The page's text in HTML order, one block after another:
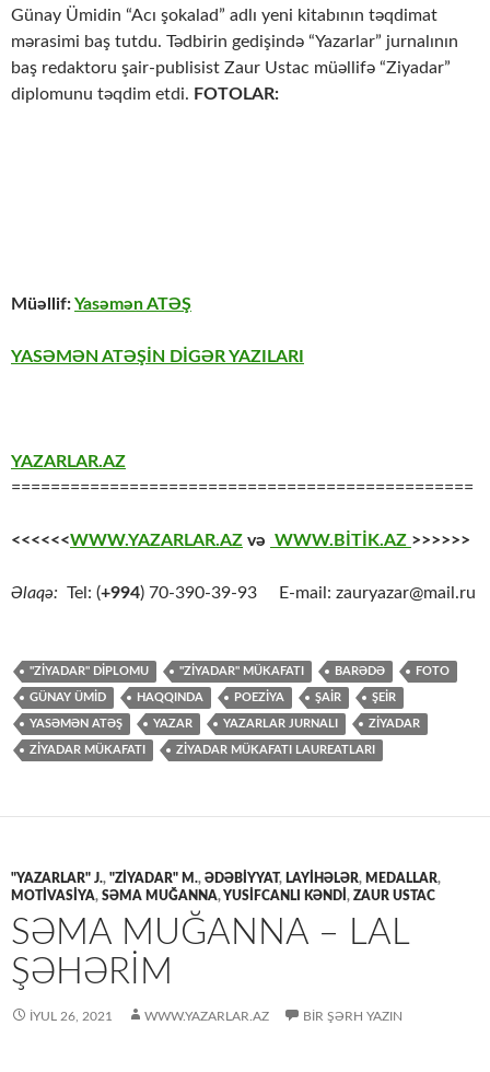
Günay Ümidin “Acı şokalad” adlı yeni kitabının təqdimat
mərasimi baş tutdu. Tədbirin gedişində “Yazarlar” jurnalının
baş redaktoru şair-publisist Zaur Ustac müəllifə “Ziyadar”
diplomunu təqdim etdi. FOTOLAR:
Müəllif:Yasəmən ATƏŞ
YASƏMƏN ATƏŞİN DİGƏR YAZILARI
YAZARLAR.AZ
===============================================
<<<<<<WWW.YAZARLAR.AZ və WWW.BİTİK.AZ >>>>>>
Əlaqə: Tel: (+994) 70-390-39-93 E-mail: zauryazar@mail.ru
"ZİYADAR" DİPLOMU "ZİYADAR" MÜKAFATI BARƏDƏ FOTO
GÜNAY ÜMİD HAQQINDA POEZİYA ŞAİR ŞEİR
YASƏMƏN ATƏŞ YAZAR YAZARLAR JURNALI ZİYADAR
ZİYADAR MÜKAFATI ZİYADAR MÜKAFATI LAUREATLARI
"YAZARLAR" J., "ZİYADAR" M., ƏDƏBİYYAT , LAYİHƏLƏR, MEDALLAR,
MOTİVASİYA, SƏMA MUĞANNA, YUSIFCANLI KƏNDI , ZAUR USTAC
SƏMA MUĞANNA – LAL
ŞƏHƏRİM
İYUL 26, 2021 WWW.YAZARLAR.AZ BIR ŞƏRH YAZIN